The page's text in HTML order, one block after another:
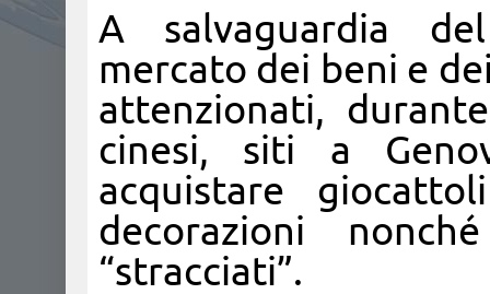
A salvaguardia
mercato dei beni e
attenzionati,
cinesi, siti a
acquistare
decorazioni
“stracciati”.